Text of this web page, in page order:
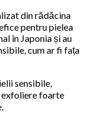
din rădăcina
pentru pielea
în Japonia și au
cum ar fi fața
sensibile,
exfoliere foarte